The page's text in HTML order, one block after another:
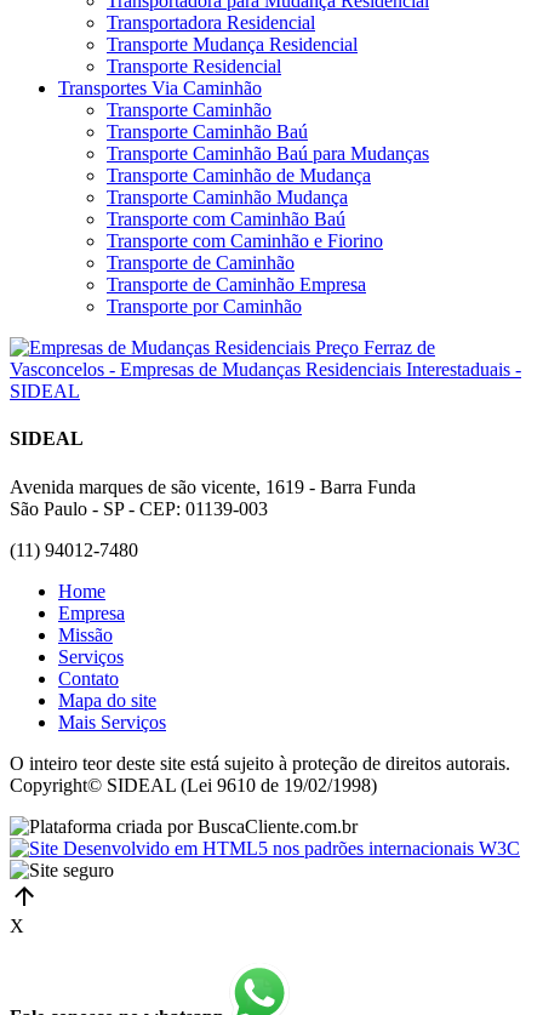
Transportadora Residencial
Transporte Mudança Residencial
Transporte Residencial
Transportes Via Caminhão
Transporte Caminhão
Transporte Caminhão Baú
Transporte Caminhão Baú para Mudanças
Transporte Caminhão de Mudança
Transporte Caminhão Mudança
Transporte com Caminhão Baú
Transporte com Caminhão e Fiorino
Transporte de Caminhão
Transporte de Caminhão Empresa
Transporte por Caminhão
SIDEAL
Avenida marques de são vicente, 1619 - Barra Funda
São Paulo - SP - CEP: 01139-003
(11) 94012-7480
Home
Empresa
Missão
Serviços
Contato
Mapa do site
Mais Serviços
O inteiro teor deste site está sujeito à proteção de direitos autorais.
Copyright© SIDEAL (Lei 9610 de 19/02/1998)
X